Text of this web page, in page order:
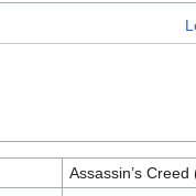
Assassin’s Creed